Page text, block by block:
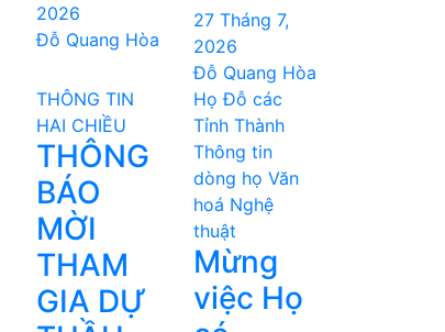
2026
Đỗ Quang Hòa
27 Tháng 7,
2026
Đỗ Quang Hòa
THÔNG TIN
HAI CHIỀU
THÔNG
BÁO
MỜI
THAM
GIA DỰ
Họ Đỗ các
Tỉnh Thành
Thông tin
dòng họ Văn
hoá Nghệ
thuật
Mừng
việc Họ